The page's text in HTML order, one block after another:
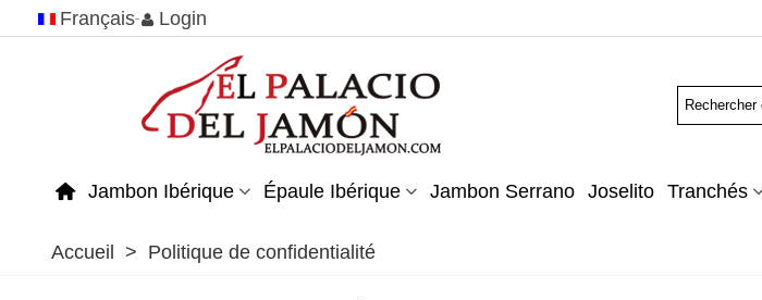
Français Login
Jambon Ibérique Épaule Ibérique Jambon Serrano Joselito Tranchés
Accueil > Politique de confidentialité